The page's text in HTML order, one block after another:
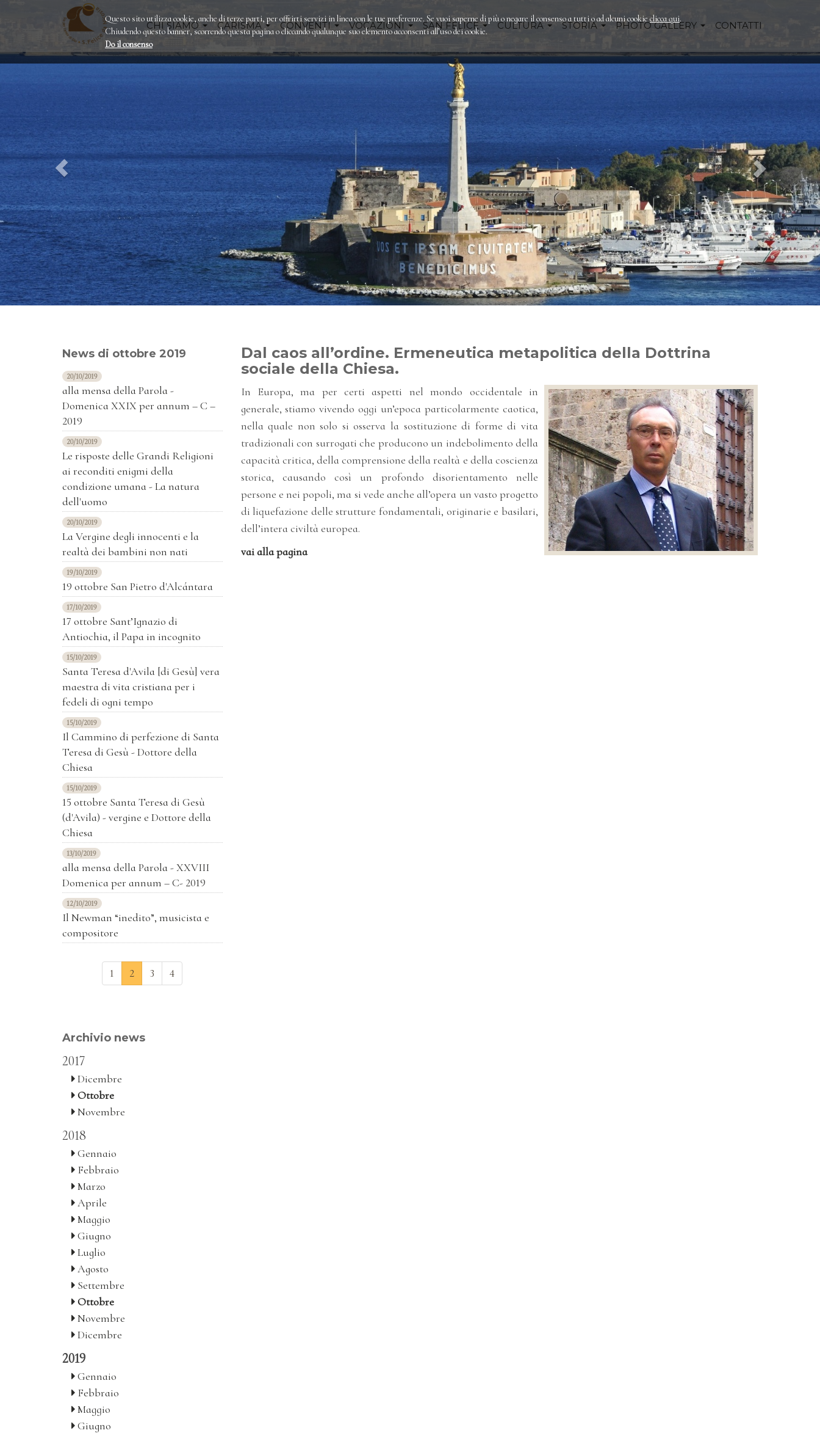
CHI SIAMO CARISMA CONVENTI VOCAZIONI SAN FELICE CULTURA STORIA PHOTO GALLERY CONTATTI
News di ottobre 2019
20/10/2019
alla mensa della Parola -
Domenica XXIX per annum – C –
2019
20/10/2019
Le risposte delle Grandi Religioni
ai reconditi enigmi della
condizione umana - La natura
dell'uomo
20/10/2019
La Vergine degli innocenti e la
realtà dei bambini non nati
19/10/2019
19 ottobre San Pietro d'Alcántara
17/10/2019
17 ottobre Sant’Ignazio di
Antiochia, il Papa in incognito
15/10/2019
Santa Teresa d'Avila [di Gesù] vera
maestra di vita cristiana per i
fedeli di ogni tempo
15/10/2019
Il Cammino di perfezione di Santa
Teresa di Gesù - Dottore della
Chiesa
15/10/2019
15 ottobre Santa Teresa di Gesù
(d'Avila) - vergine e Dottore della
Chiesa
13/10/2019
alla mensa della Parola - XXVIII
Domenica per annum – C- 2019
12/10/2019
Il Newman “inedito”, musicista e
compositore
1 2 3 4
Archivio news
2017
Dicembre
Ottobre
Novembre
2018
Gennaio
Febbraio
Marzo
Aprile
Maggio
Giugno
Luglio
Agosto
Settembre
Ottobre
Novembre
Dicembre
2019
Gennaio
Febbraio
Maggio
Giugno
Dal caos all’ordine. Ermeneutica metapolitica della Dottrina
sociale della Chiesa.
In Europa, ma per certi aspetti nel mondo occidentale in
generale, stiamo vivendo oggi un’epoca particolarmente caotica,
nella quale non solo si osserva la sostituzione di forme di vita
tradizionali con surrogati che producono un indebolimento della
capacità critica, della comprensione della realtà e della coscienza
storica, causando così un profondo disorientamento nelle
persone e nei popoli, ma si vede anche all’opera un vasto progetto
di liquefazione delle strutture fondamentali, originarie e basilari,
dell’intera civiltà europea.
vai alla pagina
Questo sito utilizza cookie, anche di terze parti, per offrirti servizi in linea con le tue preferenze. Se vuoi saperne di più o negare il consenso a tutti o ad alcuni cookie clicca qui.
Chiudendo questo banner, scorrendo questa pagina o cliccando qualunque suo elemento acconsenti all’uso dei cookie.
Do il consenso